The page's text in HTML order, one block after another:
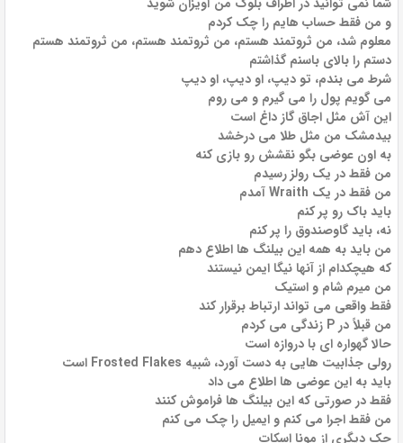
و من فقط حساب هایم را چک کردم
معلوم شد، من ثروتمند هستم، من ثروتمند هستم، من ثروتمند هستم
دستم را بالای باسنم گذاشتم
شرط می بندم، تو دیپ، او دیپ، او دیپ
می گویم پول را می گیرم و می روم
این آش مثل اجاق گاز داغ است
بیدمشک من مثل طلا می درخشد
به اون عوضی بگو نقشش رو بازی کنه
من فقط در یک رولز رسیدم
من فقط در یک Wraith آمدم
باید باک رو پر کنم
نه، باید گاوصندوق را پر کنم
من باید به همه این بیلنگ ها اطلاع دهم
که هیچکدام از آنها نیگا ایمن نیستند
من میرم شام و استیک
فقط واقعی می تواند ارتباط برقرار کند
من قبلاً در P زندگی می کردم
حالا گهواره ای با دروازه است
رولی جذابیت هایی به دست آورد، شبیه Frosted Flakes است
باید به این عوضی ها اطلاع می داد
فقط در صورتی که این بیلنگ ها فراموش کنند
من فقط اجرا می کنم و ایمیل را چک می کنم
چک دیگری از مونا اسکات